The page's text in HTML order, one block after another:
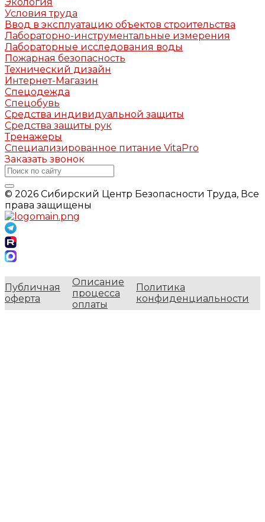
Условия труда
Ввод в эксплуатацию объектов строительства
Лабораторно-инструментальные измерения
Лабораторные исследования воды
Пожарная безопасность
Технический дизайн
Интернет-Магазин
Спецодежда
Спецобувь
Средства индивидуальной защиты
Средства защиты рук
Тренажеры
Специализированное питание VitaPro
Заказать звонок
© 2026 Сибирский Центр Безопасности Труда, Все
права защищены
Публичная
оферта
Описание
процесса
оплаты
Политика
конфиденциальности